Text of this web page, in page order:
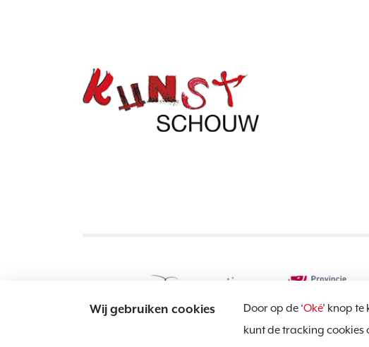
Wij gebruiken cookies Door op de ‘Oké’ knop
kunt de tracking cookies